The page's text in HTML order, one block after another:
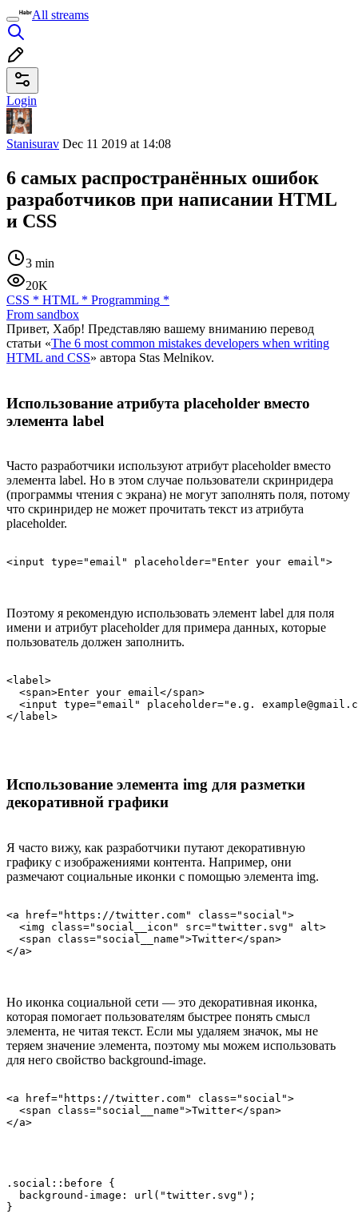
All streams
Login
Stanisurav Dec 11 2019 at 14:08
6 самых распространённых ошибок
разработчиков при написании HTML
и CSS
3 min
20K
CSS * HTML * Programming *
From sandbox
Привет, Хабр! Представляю вашему вниманию перевод
статьи «The 6 most common mistakes developers when writing
HTML and CSS» автора Stas Melnikov.
Использование атрибута placeholder вместо
элемента label
Часто разработчики используют атрибут placeholder вместо
элемента label. Но в этом случае пользователи скринридера
(программы чтения с экрана) не могут заполнять поля, потому
что скринридер не может прочитать текст из атрибута
placeholder.
<input type="email" placeholder="Enter your email">
Поэтому я рекомендую использовать элемент label для поля
имени и атрибут placeholder для примера данных, которые
пользователь должен заполнить.
<label>
  <span>Enter your email</span>
<input type="email" placeholder="e.g.
</label>
Использование элемента img для разметки
декоративной графики
Я часто вижу, как разработчики путают декоративную
графику с изображениями контента. Например, они
размечают социальные иконки с помощью элемента img.
<a href="https://twitter.com" class="social">
  <img class="social__icon" src="twitter.svg" alt>
  <span class="social__name">Twitter</span>
</a>
Но иконка социальной сети — это декоративная иконка,
которая помогает пользователям быстрее понять смысл
элемента, не читая текст. Если мы удаляем значок, мы не
теряем значение элемента, поэтому мы можем использовать
для него свойство background-image.
<a href="https://twitter.com" class="social">
  <span class="social__name">Twitter</span>
</a>
.social::before {
  background-image: url("twitter.svg");
}